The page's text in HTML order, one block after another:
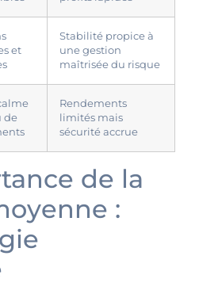
et
Stabilité propice à
une gestion
maîtrisée du risque
de
Rendements
limités mais
sécurité accrue
de la
: